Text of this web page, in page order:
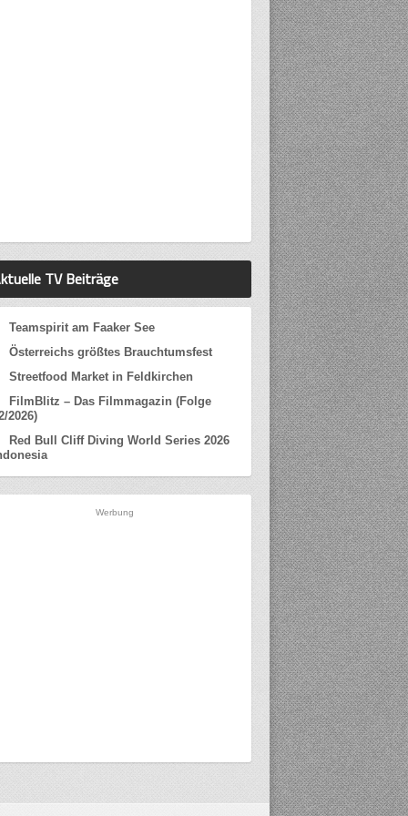
TV Beiträge
Teamspirit am Faaker See
Österreichs größtes Brauchtumsfest
Streetfood Market in Feldkirchen
FilmBlitz – Das Filmmagazin (Folge
2026)
Red Bull Cliff Diving World Series 2026
Werbung